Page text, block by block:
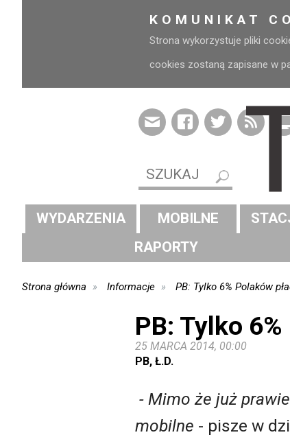
KOMUNIKAT
Strona wykorzystuje pliki
cookies zostaną zapisane w
WYDARZENIA MOBILNE
RAPORTY
Strona główna Informacje PB: Tylko 6% Polaków
PB: Tylko
25 MARCA 2014, 00:00
PB, Ł.D.
- Mimo że już
mobilne - pisze w